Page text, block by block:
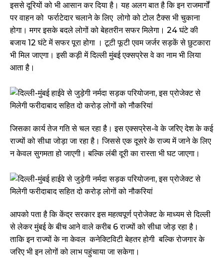
इससे दूरियों को भी आसान कर दिया है। यह अलग बात है कि इन राजमार्गों
पर वाहन को फर्राटेदार चलाने के लिए लोगो को टोल टैक्स भी चुकाना
होगा। मगर इसके बदले लोगों को बेहतरीन सफर मिलेगा। 24 घंटे की
बजाय 12 घंटे में सफर पूरा होगा । टूटी फूटी एवम जर्जर सड़कें से छुटकारा
भी मिल जाएगा। इसी कड़ी में दिल्ली मुंबई एक्सप्रेस वे का नाम भी लिया
आता है।
जिसका कार्य तेज गति से चल रहा है। इस एक्सप्रेस-वे के जरिए देश के कई
राज्यों को सीधा जोड़ा जा रहा है। जिससे एक दूसरे के राज्य में जाने के लिए
न केवल सुगमता हो जाएगी। बल्कि लंबी दूरी का रास्ता भी घट जाएगा।
आपको पता है कि केंद्र सरकार इस महत्वपूर्ण प्रोजेक्ट के माध्यम से दिल्ली
से लेकर मुंबई के बीच आने वाले करीब 6 राज्यों को सीधा जोड़ रहा है।
ताकि इन राज्यों के ना केवल कनेक्टिविटी बेहतर होगी बल्कि रोजगार के
जरिए भी इन लोगों को लाभ पहुंचाया जा सकेगा।